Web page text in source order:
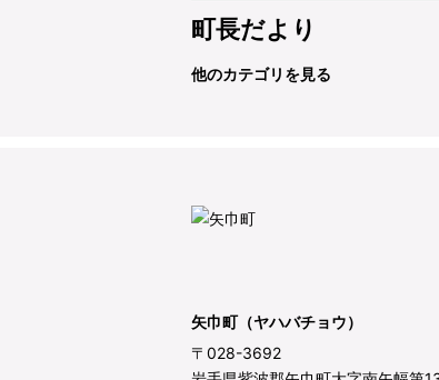
町長だより
他のカテゴリを見る
矢巾町（ヤハバチョウ）
〒028-3692